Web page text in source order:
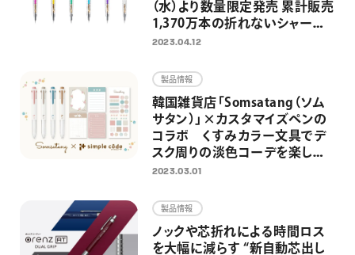
（水）より数量限定発売 累計販売
1,370万本の折れないシャープ
ペン「オレンズ」発売10周年企画
2023.04.12
製品情報
韓国雑貨店「Somsatang（ソム
サタン）」×カスタマイズペンの
コラボ くすみカラー文具でデ
スク周りの淡色コーデを楽しめ
る限定セットを発売
2023.03.01
製品情報
ノックや芯折れによる時間ロス
を大幅に減らす “新自動芯出し